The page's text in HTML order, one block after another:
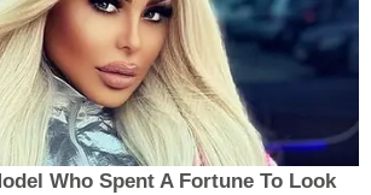
Who Spent A Fortune To Look